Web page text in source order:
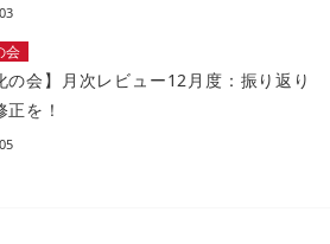
会
の会】月次レビュー12月度：振り返り
正を！